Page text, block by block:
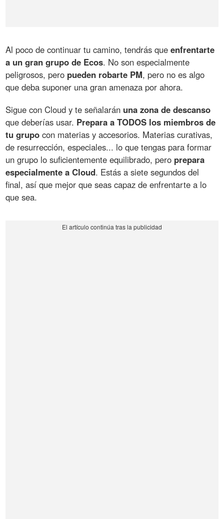
Al poco de continuar tu camino, tendrás queenfrentarte
a un gran grupo de Ecos. No son especialmente
peligrosos, pero pueden robarte PM, pero no es algo
que deba suponer una gran amenaza por ahora.
Sigue con Cloud y te señalarán una zona de descanso
que deberías usar. Prepara a TODOS los miembros de
tu grupo con materias y accesorios. Materias curativas,
de resurrección, especiales... lo que tengas para formar
un grupo lo suficientemente equilibrado, pero prepara
especialmente a Cloud. Estás a siete segundos del
final, así que mejor que seas capaz de enfrentarte a lo
que sea.